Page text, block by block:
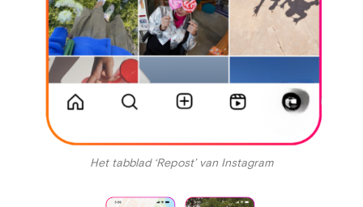
Het tabblad ‘Repost’ van Instagram